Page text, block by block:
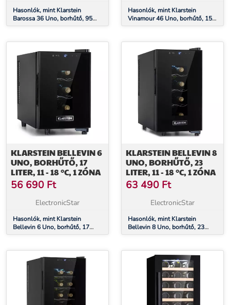
Hasonlók, mint Klarstein
Barossa 36 Uno, borhűtő, 95
liter, 36 palack, 1 zóna,
Hasonlók, mint Klarstein
Vinamour 46 Uno, borhűtő, 155
liter, 46 palack, 4-18 °C, 1
KLARSTEIN BELLEVIN 6
UNO, BORHŰTŐ, 17
LITER, 11 - 18 °C, 1 ZÓNA
56 690 Ft
ElectronicStar
Hasonlók, mint Klarstein
Bellevin 6 Uno, borhűtő, 17
liter, 11 - 18 °C, 1 zóna
KLARSTEIN BELLEVIN 8
UNO, BORHŰTŐ, 23
LITER, 11 - 18 °C, 1 ZÓNA
63 490 Ft
ElectronicStar
Hasonlók, mint Klarstein
Bellevin 8 Uno, borhűtő, 23
liter, 11 - 18 °C, 1 zóna